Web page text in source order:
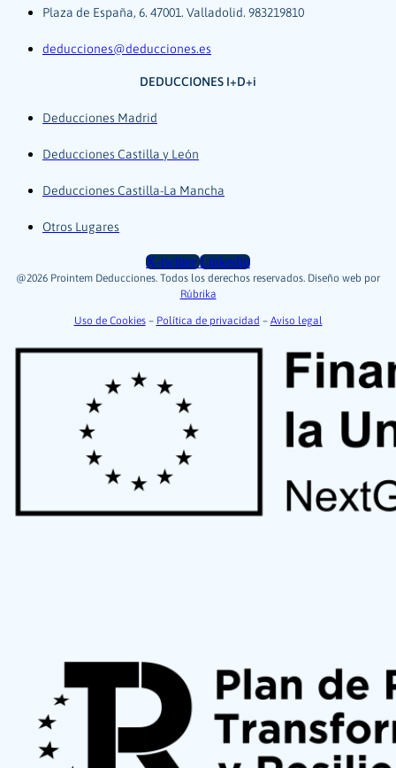
Plaza de España, 6. 47001. Valladolid. 983219810
deducciones@deducciones.es
DEDUCCIONES I+D+i
Deducciones Madrid
Deducciones Castilla y León
Deducciones Castilla-La Mancha
Otros Lugares
X-twitter Linkedin
@2026 Prointem Deducciones. Todos los derechos reservados. Diseño web por
Rúbrika
Uso de Cookies– Política de privacidad – Aviso legal